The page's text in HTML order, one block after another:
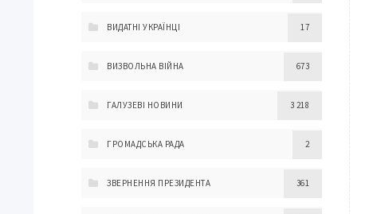
ВИДАТНІ УКРАЇНЦІ 17
ВИЗВОЛЬНА ВІЙНА 673
ГАЛУЗЕВІ НОВИНИ 3 218
ГРОМАДСЬКА РАДА 2
ЗВЕРНЕННЯ ПРЕЗИДЕНТА 361